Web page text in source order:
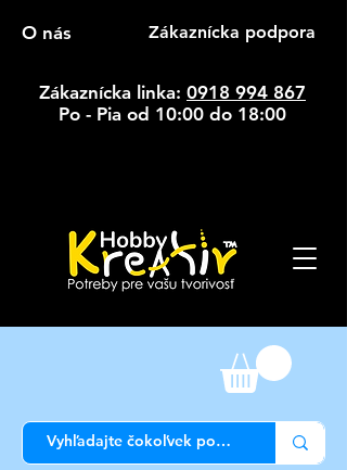
O nás Zákaznícka podpora
Zákaznícka linka: 0918 994 867
Po - Pia od 10:00 do 18:00